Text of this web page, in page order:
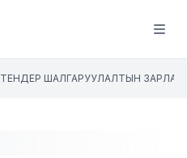
Open
ТЕНДЕР ШАЛГАРУУЛАЛТЫН ЗАРЛАЛ